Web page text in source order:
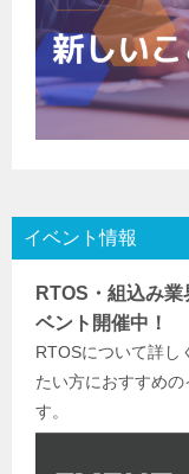
イベント情報
RTOS・組込み
ベント開催中！
RTOSについて詳し
たい方におすすめ
す。